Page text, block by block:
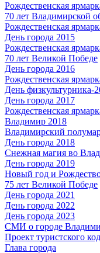
Рождественская
70 лет Владимирской
Рождественская
День города 2015
Рождественская
70 лет Великой Победе
День города 2016
Рождественская
День физкультурника-
День города 2017
Рождественская
Владимир 2018
Владимирский
День города 2018
Снежная магия во
День города 2019
Новый год и
75 лет Великой Победе
День города 2021
День города 2022
День города 2023
СМИ о городе
Проект туристского
Глава города